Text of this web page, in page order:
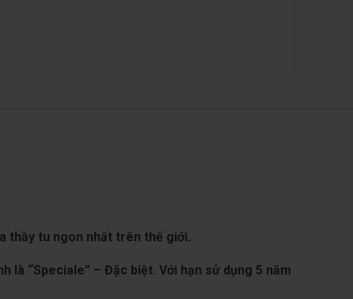
thầy tu ngon nhất trên thế giới.
“Speciale” – Đặc biệt. Với hạn sử dụng 5 năm